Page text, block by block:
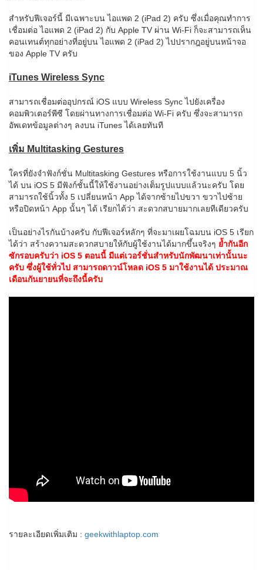
สำหรับฟีเจอร์นี้ มีเฉพาะบน ไอแพด 2 (iPad 2) ครับ ซึ่งเมื่อคุณทำการ
เชื่อมต่อ ไอแพด 2 (iPad 2) กับ Apple TV ผ่าน Wi-Fi ก็จะสามารถเห็น
คอนเทนต์ทุกอย่างที่อยู่บน ไอแพด 2 (iPad 2) ไปปรากฎอยู่บนหน้าจอ
ของ Apple TV ครับ
iTunes Wireless Sync
สามารถเชื่อมต่ออุปกรณ์ iOS แบบ Wireless Sync ไปยังเครื่อง
คอมพิวเตอร์พีซี โดยผ่านทางการเชื่อมต่อ Wi-Fi ครับ ซึ่งจะสามารถ
อัพเดทข้อมูลต่างๆ ลงบน iTunes ได้เลยทันที
เพิ่ม Multitasking Gestures
ใครที่ยังจำฟังก์ชั่น Multitasking Gestures หรือการใช้งานแบบ 5 นิ้ว
ได้ บน iOS 5 มีฟังก์ชั้นนี้ให้ใช้งานอย่างเต็มรูปแบบแล้วนะครับ โดย
สามารถใช้นิ้วทั้ง 5 เปลี่ยนหน้า App ได้จากซ้ายไปขวา ขวาไปซ้าย
หรือปิดหน้า App นั้นๆ ได้ เรียกได้ว่า สะดวกสบายมากเลยทีเดียวครับ
เป็นอย่างไรกันบ้างครับ กับฟีเจอร์หลักๆ ที่จะมาเผยโฉมบน iOS 5 เรียก
ได้ว่า สร้างความสะดวกสบายให้กับผู้ใช้งานได้มากขึ้นจริงๆ ย้ำกันอีก
ซักรอบครับว่า iOS 5 ตอนนี้ มีแต่เวอร์ชั่นสำหรับนักพัฒนาเท่านั้นนะ
ครับ ซึ่งผู้ใช้ทั่วไป สามารถดาวน์โหลด iOS 5 มาใช้งานได้ ประมาณ
เดือนกันยายนที่จะถึงนี้ครับ
รายละเอียดเพิ่มเติม : geekwithlaptop.com